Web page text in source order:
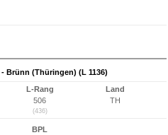
Brünn (Thüringen) (L 1136)
L-Rang
506
(436)
Land
TH
BPL